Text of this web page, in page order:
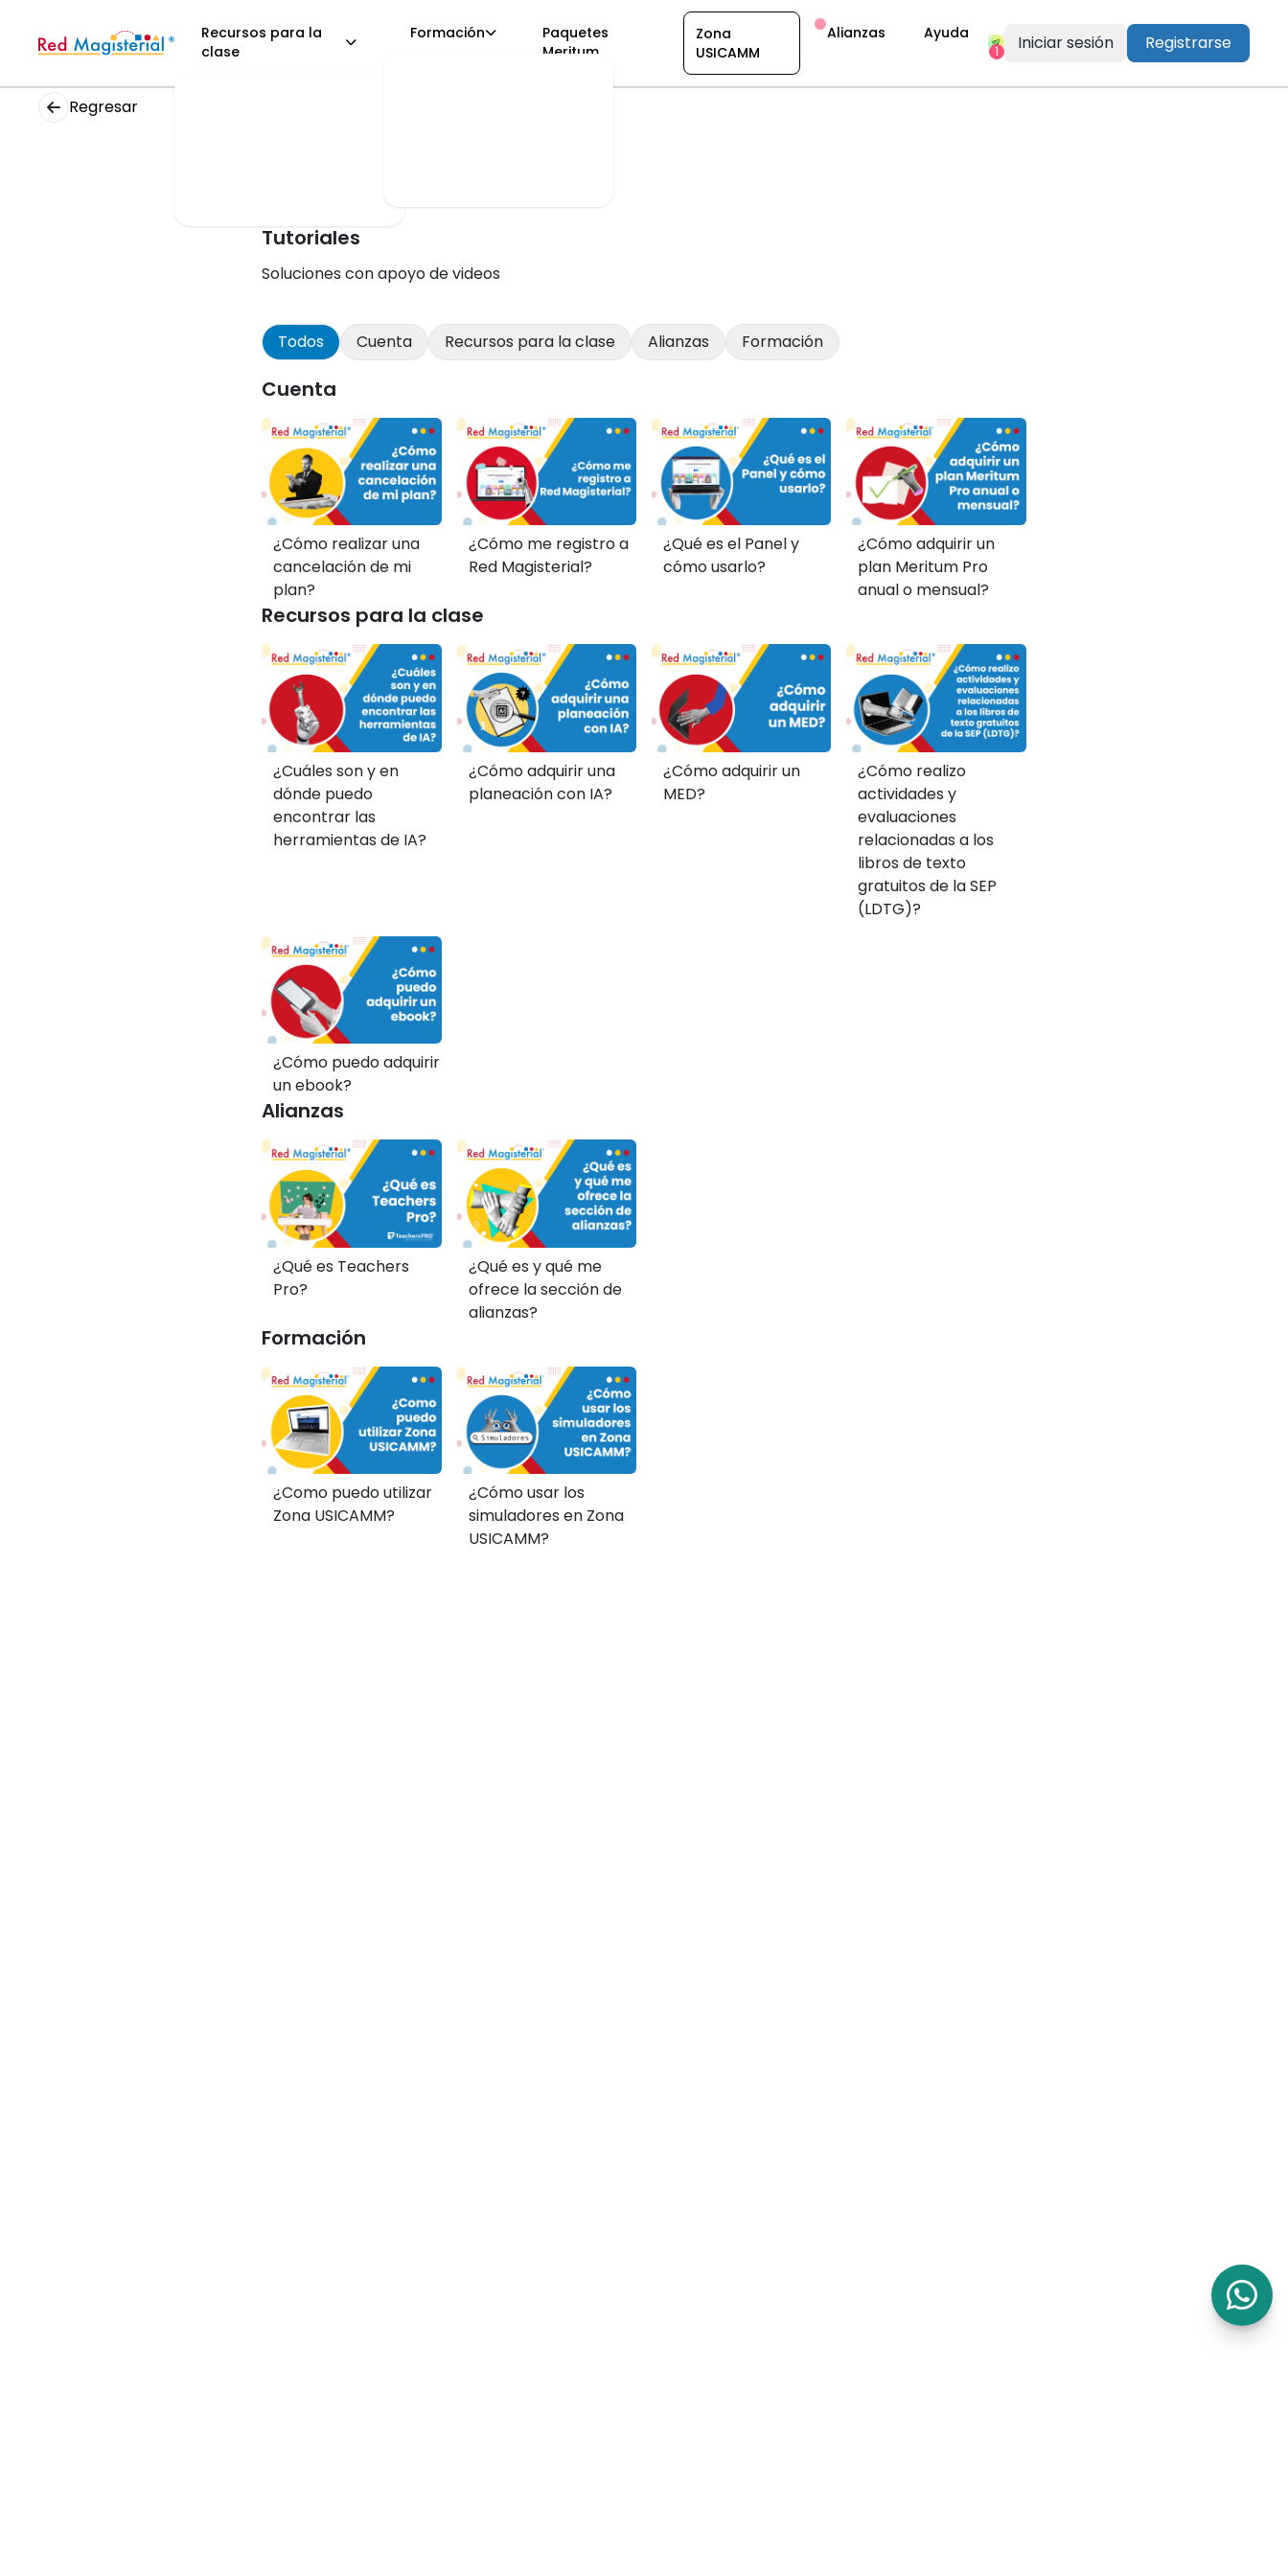
Recursos para la
clase
Formación
Paquetes
Meritum
Zona
USICAMM
Alianzas Ayuda
1 Iniciar sesión Registrarse
Regresar
Tutoriales
Soluciones con apoyo de videos
Todos Cuenta Recursos para la clase Alianzas Formación
Cuenta
¿Cómo realizar una
cancelación de mi
plan?
¿Cómo me registro a
Red Magisterial?
¿Qué es el Panel y
cómo usarlo?
¿Cómo adquirir un
plan Meritum Pro
anual o mensual?
Recursos para la clase
¿Cuáles son y en
dónde puedo
encontrar las
herramientas de IA?
¿Cómo adquirir una
planeación con IA?
¿Cómo adquirir un
MED?
¿Cómo realizo
actividades y
evaluaciones
relacionadas a los
libros de texto
gratuitos de la SEP
(LDTG)?
¿Cómo puedo adquirir
un ebook?
Alianzas
¿Qué es Teachers
Pro?
¿Qué es y qué me
ofrece la sección de
alianzas?
Formación
¿Como puedo utilizar
Zona USICAMM?
¿Cómo usar los
simuladores en Zona
USICAMM?